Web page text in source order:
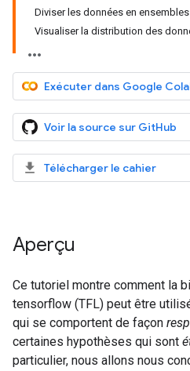
Diviser les données en
Visualiser la distribution des
Exécuter dans Google
Voir la source sur GitHub
Télécharger le cahier
Aperçu
Ce tutoriel montre comment la
tensorflow (TFL) peut être
qui se comportent de façon
certaines hypothèses qui sont
particulier, nous allons nous